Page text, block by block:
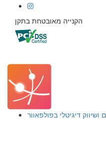
הקנייה מאובטחת בתקן